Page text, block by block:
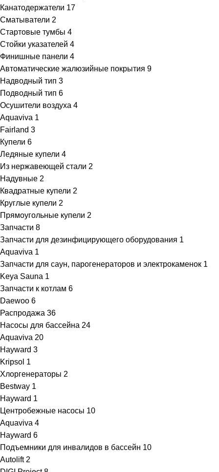
Канатодержатели 17
Сматыватели 2
Стартовые тумбы 4
Стойки указателей 4
Финишные панели 4
Автоматические жалюзийные покрытия 9
Надводный тип 3
Подводный тип 6
Осушители воздуха 4
Aquaviva 1
Fairland 3
Купели 6
Ледяные купели 4
Из нержавеющей стали 2
Надувные 2
Квадратные купели 2
Круглые купели 2
Прямоугольные купели 2
Запчасти 8
Запчасти для дезинфицирующего оборудования 1
Aquaviva 1
Запчасти для саун, парогенераторов и электрокаменок 1
Keya Sauna 1
Запчасти к котлам 6
Daewoo 6
Распродажа 36
Насосы для бассейна 24
Aquaviva 20
Hayward 3
Kripsol 1
Хлоргенераторы 2
Bestway 1
Hayward 1
Центробежные насосы 10
Aquaviva 4
Hayward 6
Подъемники для инвалидов в бассейн 10
Autolift 2